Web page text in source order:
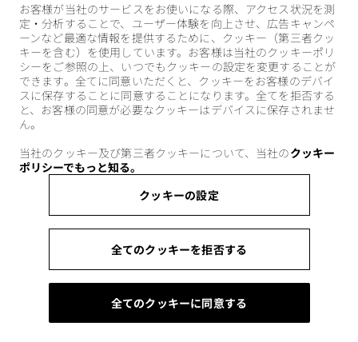
お客様が当社のサービスをお使いになる際、アクセス状況を測
定・分析することで、ユーザー体験を向上させ、広告キャンペ
ーンなど最適な情報を提供するために、クッキー（第三者クッ
キーを含む）を使用しています。お客様は当社のクッキーポリ
シーをご参照の上、いつでもクッキーの設定を変更することが
できます。全てに同意いただくと、クッキーをお客様のデバイ
スに保存することに同意することになります。全てを拒否する
と、お客様の同意が必要なクッキーはデバイスに保存されませ
ん。
当社のクッキー及び第三者クッキーについて、当社のクッキー
ポリシーでもっと知る。
クッキーの設定
全てのクッキーを拒否する
全てのクッキーに同意する